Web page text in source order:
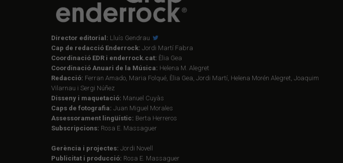
Director editorial: Lluís Gendrau
Cap de redacció Enderrock: Jordi Martí Fabra
Coordinació EDR i enderrock.cat: Èlia Gea
Coordinació Anuari de la Música: Helena M. Alegret
Redacció: Ferran Amado, Maria Folqué, Èlia Gea, Jordi Martí, Helena Morén Alegret, Joaquim
Vilarnau i Sergi Núñez
Disseny i maquetació: Manuel Cuyàs
Caps de fotografia: Juan Miguel Morales
Assessorament lingüístic: Berta Herreros
Subscripcions: Rosa E. Massaguer
Gerència i projectes: Jordi Novell
Publicitat i producció: Rosa E. Massaguer